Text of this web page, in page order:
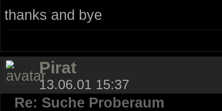
thanks and bye
Pirat
13.06.01 15:37
Re: Suche Proberaum